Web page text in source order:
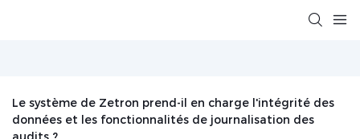
Le système de Zetron prend-il en charge l'intégrité des
données et les fonctionnalités de journalisation des